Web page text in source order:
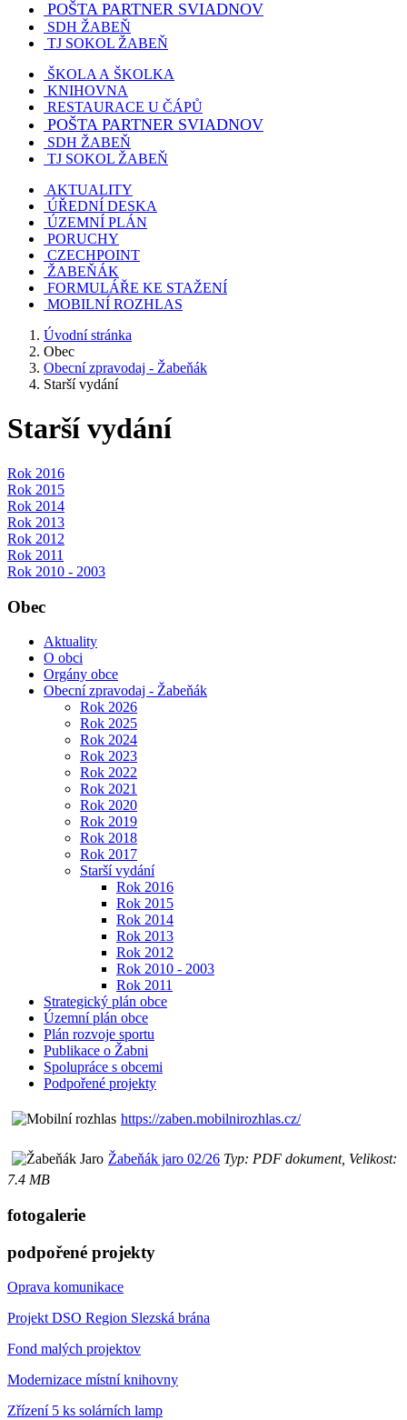
POŠTA PARTNER SVIADNOV
SDH ŽABEŇ
TJ SOKOL ŽABEŇ
ŠKOLA A ŠKOLKA
KNIHOVNA
RESTAURACE U ČÁPŮ
POŠTA PARTNER SVIADNOV
SDH ŽABEŇ
TJ SOKOL ŽABEŇ
AKTUALITY
ÚŘEDNÍ DESKA
ÚZEMNÍ PLÁN
PORUCHY
CZECHPOINT
ŽABEŇÁK
FORMULÁŘE KE STAŽENÍ
MOBILNÍ ROZHLAS
Úvodní stránka
Obec
Obecní zpravodaj - Žabeňák
Starší vydání
Starší vydání
Rok 2016
Rok 2015
Rok 2014
Rok 2013
Rok 2012
Rok 2011
Rok 2010 - 2003
Obec
Aktuality
O obci
Orgány obce
Obecní zpravodaj - Žabeňák
Rok 2026
Rok 2025
Rok 2024
Rok 2023
Rok 2022
Rok 2021
Rok 2020
Rok 2019
Rok 2018
Rok 2017
Starší vydání
Rok 2016
Rok 2015
Rok 2014
Rok 2013
Rok 2012
Rok 2010 - 2003
Rok 2011
Strategický plán obce
Územní plán obce
Plán rozvoje sportu
Publikace o Žabni
Spolupráce s obcemi
Podpořené projekty
https://zaben.mobilnirozhlas.cz/
Žabeňák jaro 02/26 Typ: PDF dokument, Velikost:
7.4 MB
fotogalerie
podpořené projekty
Oprava komunikace
Projekt DSO Region Slezská brána
Fond malých projektov
Modernizace místní knihovny
Zřízení 5 ks solárních lamp